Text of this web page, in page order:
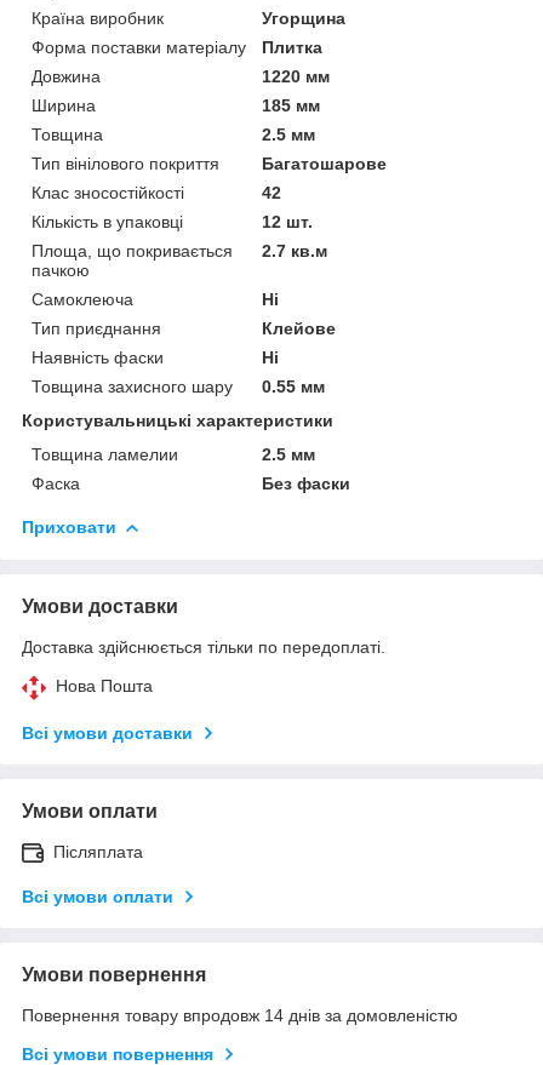
Країна виробник
Угорщина
Форма поставки матеріалу
Плитка
Довжина
1220 мм
Ширина
185 мм
Товщина
2.5 мм
Тип вінілового покриття
Багатошарове
Клас зносостійкості
42
Кількість в упаковці
12 шт.
Площа, що покривається
пачкою
2.7 кв.м
Самоклеюча
Ні
Тип приєднання
Клейове
Наявність фаски
Ні
Товщина захисного шару
0.55 мм
Користувальницькі характеристики
Товщина ламелии
2.5 мм
Фаска
Без фаски
Приховати
Умови доставки
Доставка здійснюється тільки по передоплаті.
Нова Пошта
Всі умови доставки
Умови оплати
Післяплата
Всі умови оплати
Умови повернення
Повернення товару впродовж 14 днів за домовленістю
Всі умови повернення